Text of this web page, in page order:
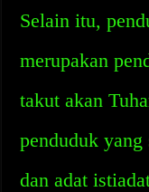
Selain itu,
merupakan
takut akan
penduduk yang
dan adat